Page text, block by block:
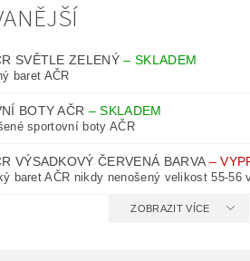
SVĚTLE ZELENÝ–SKLADEM
baret AČR
BOTY AČR –SKLADEM
sportovní boty AČR
VÝSADKOVÝ ČERVENÁ BARVA –
baret AČR nikdy nenošený velikost 55-56
ZOBRAZIT VÍCE